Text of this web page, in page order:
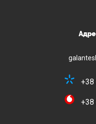
+38
+38